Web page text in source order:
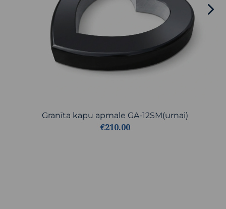
Granīta kapu apmale GA-12SM(urnai)
€210.00